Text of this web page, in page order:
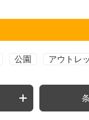
公園 アウトレ